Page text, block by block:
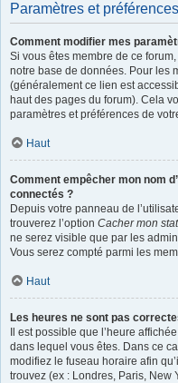
Paramètres et
Comment modifier mes
Si vous êtes membre de ce
notre base de données. Pour les
(généralement ce lien est
haut des pages du forum). Cela
paramètres et préférences de
Haut
Comment empêcher mon nom
connectés ?
Depuis votre panneau de
trouverez l’option Cacher mon
ne serez visible que par les
Vous serez compté parmi les
Haut
Les heures ne sont pas
Il est possible que l’heure
dans lequel vous êtes. Dans ce
modifiez le fuseau horaire afin
trouvez (ex : Londres, Paris, New